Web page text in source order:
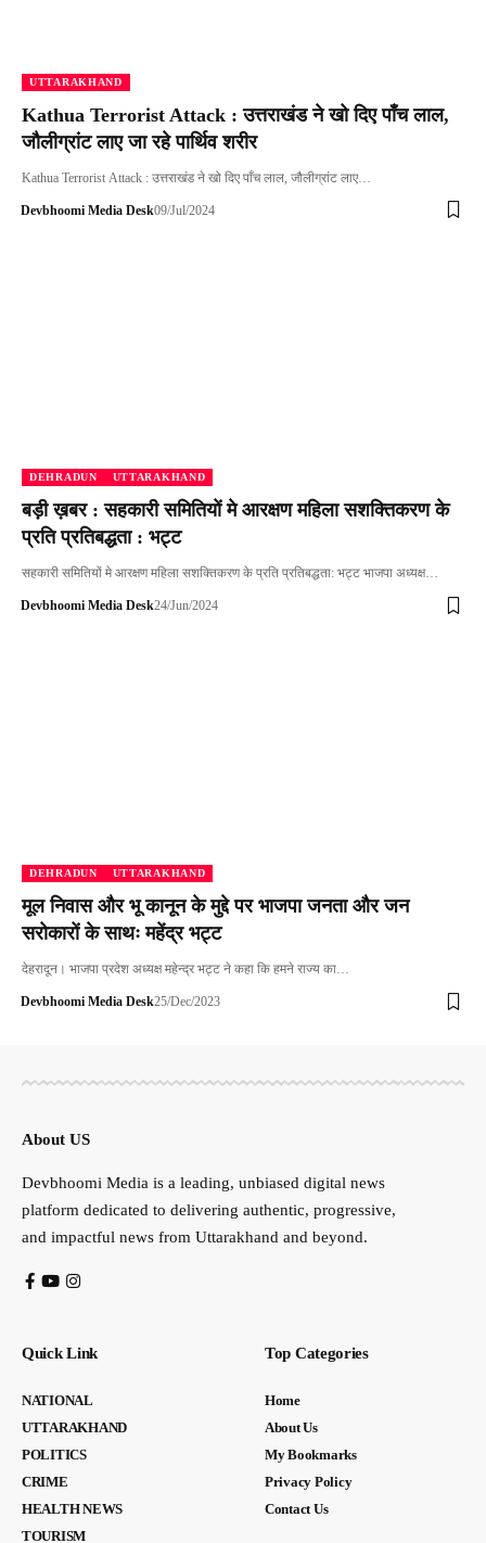
UTTARAKHAND
Kathua Terrorist Attack : उत्तराखंड ने खो दिए पाँच लाल,
जौलीग्रांट लाए जा रहे पार्थिव शरीर
Kathua Terrorist Attack : उत्तराखंड ने खो दिए पाँच लाल, जौलीग्रांट लाए…
Devbhoomi Media Desk09/Jul/2024
DEHRADUN UTTARAKHAND
बड़ी ख़बर : सहकारी समितियों मे आरक्षण महिला सशक्तिकरण के
प्रति प्रतिबद्धता : भट्ट
सहकारी समितियों मे आरक्षण महिला सशक्तिकरण के प्रति प्रतिबद्धता: भट्ट भाजपा अध्यक्ष…
Devbhoomi Media Desk24/Jun/2024
DEHRADUN UTTARAKHAND
मूल निवास और भू कानून के मुद्दे पर भाजपा जनता और जन
सरोकारों के साथः महेंद्र भट्ट
देहरादून। भाजपा प्रदेश अध्यक्ष महेन्द्र भट्ट ने कहा कि हमने राज्य का…
Devbhoomi Media Desk25/Dec/2023
About US
Devbhoomi Media is a leading, unbiased digital news
platform dedicated to delivering authentic, progressive,
and impactful news from Uttarakhand and beyond.
Quick Link
NATIONAL
UTTARAKHAND
POLITICS
CRIME
HEALTH NEWS
TOURISM
Top Categories
Home
About Us
My Bookmarks
Privacy Policy
Contact Us